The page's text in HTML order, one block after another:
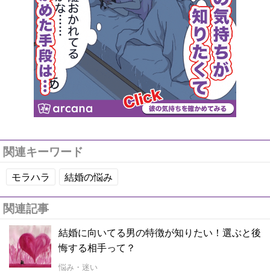
関連キーワード
モラハラ 結婚の悩み
関連記事
結婚に向いてる男の特徴が知りたい！選ぶと後
悔する相手って？
悩み・迷い